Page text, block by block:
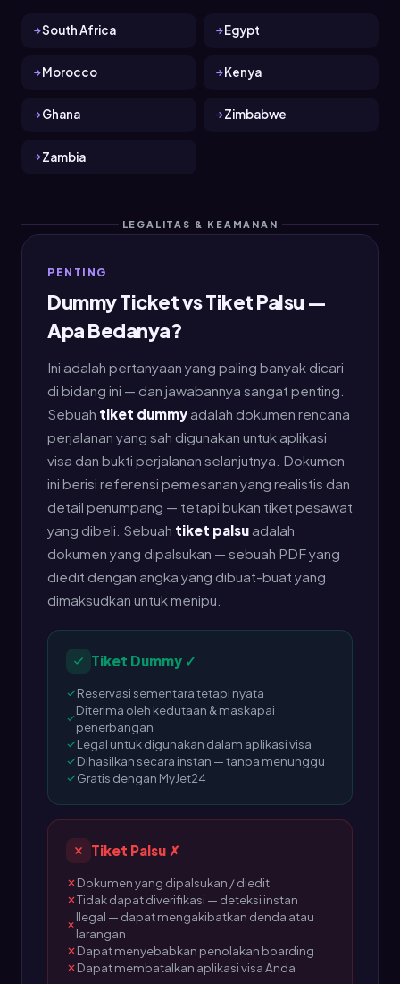
South Africa Egypt
Morocco Kenya
Ghana Zimbabwe
Zambia
LEGALITAS & KEAMANAN
PENTING
Dummy Ticket vs Tiket Palsu —
Apa Bedanya?
Ini adalah pertanyaan yang paling banyak dicari
di bidang ini — dan jawabannya sangat penting.
Sebuah tiket dummy adalah dokumen rencana
perjalanan yang sah digunakan untuk aplikasi
visa dan bukti perjalanan selanjutnya. Dokumen
ini berisi referensi pemesanan yang realistis dan
detail penumpang — tetapi bukan tiket pesawat
yang dibeli. Sebuah tiket palsu adalah
dokumen yang dipalsukan — sebuah PDF yang
diedit dengan angka yang dibuat-buat yang
dimaksudkan untuk menipu.
Tiket Dummy ✓
Reservasi sementara tetapi nyata
Diterima oleh kedutaan & maskapai
penerbangan
Legal untuk digunakan dalam aplikasi visa
Dihasilkan secara instan — tanpa menunggu
Gratis dengan MyJet24
Tiket Palsu ✗
Dokumen yang dipalsukan / diedit
Tidak dapat diverifikasi — deteksi instan
Ilegal — dapat mengakibatkan denda atau
larangan
Dapat menyebabkan penolakan boarding
Dapat membatalkan aplikasi visa Anda